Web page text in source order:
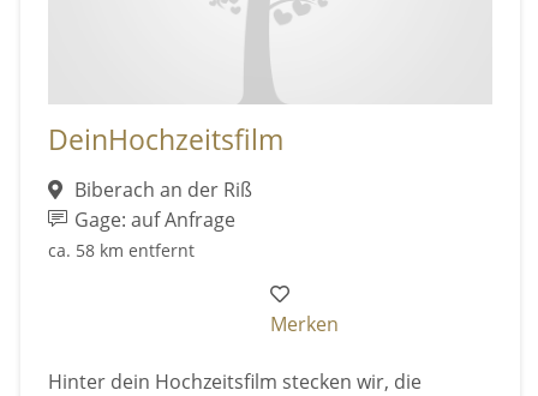
DeinHochzeitsfilm
Biberach an der Riß
Gage: auf Anfrage
ca. 58 km entfernt
Merken
Hinter dein Hochzeitsfilm stecken wir, die